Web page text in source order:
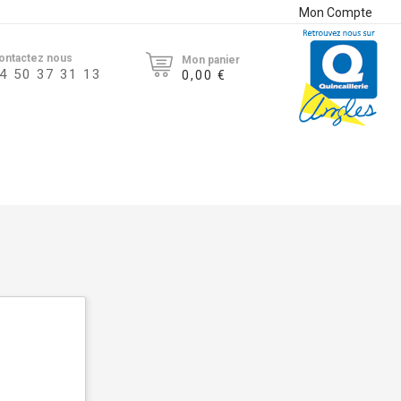
Mon Compte
nous
50 37 31 13
Mon panier
0,00 €